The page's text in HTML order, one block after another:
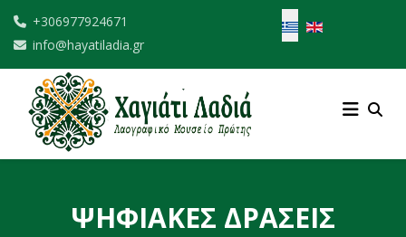
+306977924671
info@hayatiladia.gr
ΨΗΦΙΑΚΕΣ ΔΡΑΣΕΙΣ